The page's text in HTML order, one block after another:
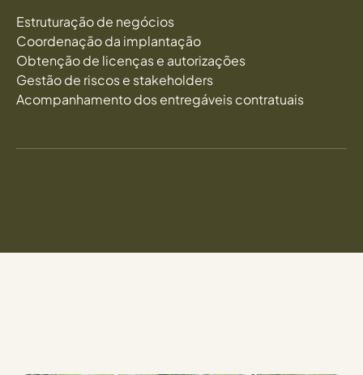
Estruturação de negócios
Coordenação da implantação
Obtenção de licenças e autorizações
Gestão de riscos e stakeholders
Acompanhamento dos entregáveis contratuais